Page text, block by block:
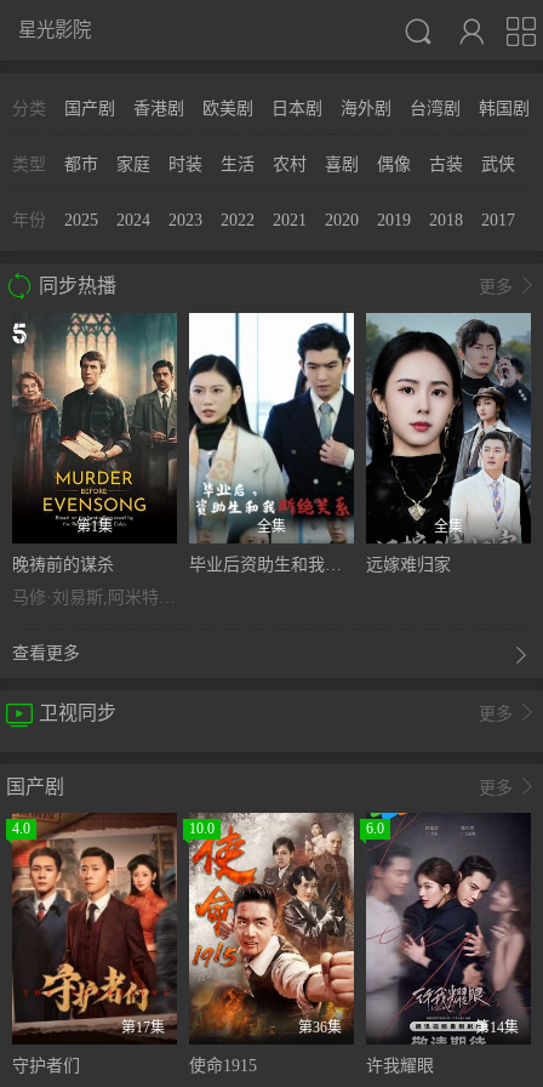



星光影院
分类 国产剧 香港剧 欧美剧 日本剧 海外剧 台湾剧 韩国剧
类型 都市 家庭 时装 生活 农村 喜剧 偶像 古装 武侠
年份 2025 2024 2023 2022 2021 2020 2019 2018 2017
 同步热播 更多 
第1集
晚祷前的谋杀
马修·刘易斯,阿米特·沙阿,亚当·詹姆斯,梅根·特雷德韦,亚历山大·德拉曼,玛丽昂·贝利,阿曼达·哈丁格,塔姆金·奥斯威特,弗朗西斯·麦基,妮娜·图森特-怀特,阿曼达·雷德曼,山姆·贝克-琼斯,萨缪尔·W·霍奇森,贾斯汀·凯恩,加利·贝茨,索菲亚·普莱斯,诺埃·塞贝尔,摩根·菲尔伯特
全集
毕业后资助生和我断绝关系
全集
远嫁难归家
查看更多
 卫视同步 更多 
国产剧 更多 
4.0
第17集
守护者们
10.0
第36集
使命1915
6.0
第14集
许我耀眼